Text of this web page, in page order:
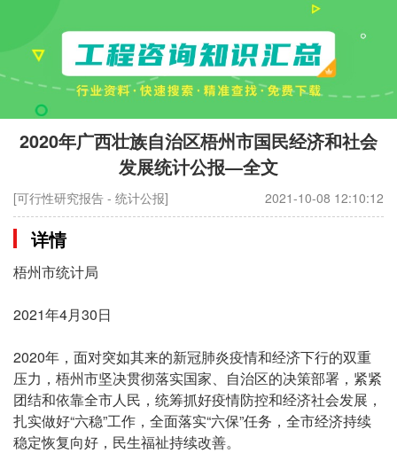
2020年广西壮族自治区梧州市国民经济和社会
发展统计公报—全文
[可行性研究报告 - 统计公报] 2021-10-08 12:10:12
详情
梧州市统计局
2021年4月30日
2020年，面对突如其来的新冠肺炎疫情和经济下行的双重
压力，梧州市坚决贯彻落实国家、自治区的决策部署，紧紧
团结和依靠全市人民，统筹抓好疫情防控和经济社会发展，
扎实做好“六稳”工作，全面落实“六保”任务，全市经济持续
稳定恢复向好，民生福祉持续改善。